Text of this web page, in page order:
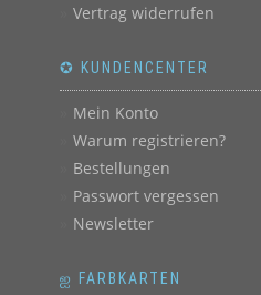
Vertrag widerrufen
✪ KUNDENCENTER
Mein Konto
Warum registrieren?
Bestellungen
Passwort vergessen
Newsletter
ஐ FARBKARTEN